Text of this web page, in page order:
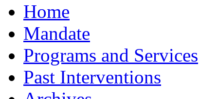
Home
Mandate
Programs and Services
Past Interventions